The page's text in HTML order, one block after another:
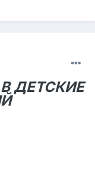
В ДЕТСКИЕ